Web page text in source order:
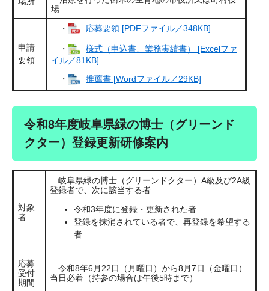
場
申請
要領
・ 応募要領 [PDFファイル／348KB]
・
様式（申込書、業務実績書） [Excelファ
イル／81KB]
・
推薦書 [Wordファイル／29KB]
令和8年度岐阜県緑の博士（グリーンド
クター）登録更新研修案内
対象
者
岐阜県緑の博士（グリーンドクター）A級及び2A級
登録者で、次に該当する者
令和3年度に登録・更新された者
登録を抹消されている者で、再登録を希望する
者
応募
受付
期間
令和8年6月22日（月曜日）から8月7日（金曜日）
当日必着（持参の場合は午後5時まで）